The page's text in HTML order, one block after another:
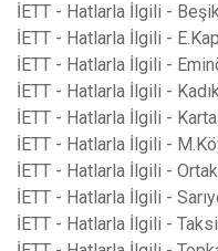
İETT - Hatlarla İlgili -
İETT - Hatlarla İlgili -
İETT - Hatlarla İlgili -
İETT - Hatlarla İlgili -
İETT - Hatlarla İlgili -
İETT - Hatlarla İlgili -
İETT - Hatlarla İlgili -
İETT - Hatlarla İlgili -
İETT - Hatlarla İlgili -